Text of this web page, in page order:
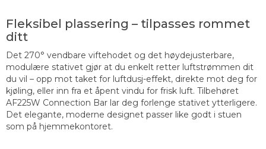
Fleksibel plassering – tilpasses rommet
ditt
Det 270° vendbare viftehodet og det høydejusterbare,
modulære stativet gjør at du enkelt retter luftstrømmen dit
du vil – opp mot taket for luftdusj-effekt, direkte mot deg for
kjøling, eller inn fra et åpent vindu for frisk luft. Tilbehøret
AF225W Connection Bar lar deg forlenge stativet ytterligere.
Det elegante, moderne designet passer like godt i stuen
som på hjemmekontoret.